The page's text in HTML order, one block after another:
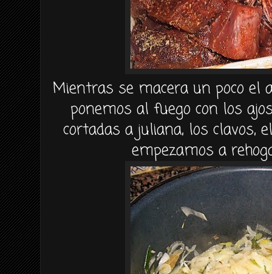
Mientras se macera un poco el
ponemos al fuego con los
cortadas a juliana, losclavos,
empezamos a